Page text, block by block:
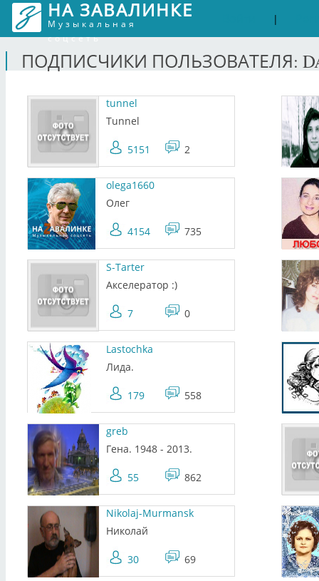
НА ЗАВАЛИНКЕ
Музыкальная
соцсеть
|
ПОДПИСЧИКИ ПОЛЬЗОВАТЕЛЯ:
tunnel
Tunnel
5151 2
olega1660
Олег
4154 735
S-Tarter
Акселератор :)
7 0
Lastochka
Лида.
179 558
greb
Гена. 1948 - 2013.
55 862
Nikolaj-Murmansk
Николай
30 69